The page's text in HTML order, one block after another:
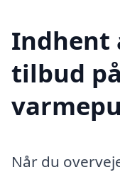
Indhent
tilbud
Når du